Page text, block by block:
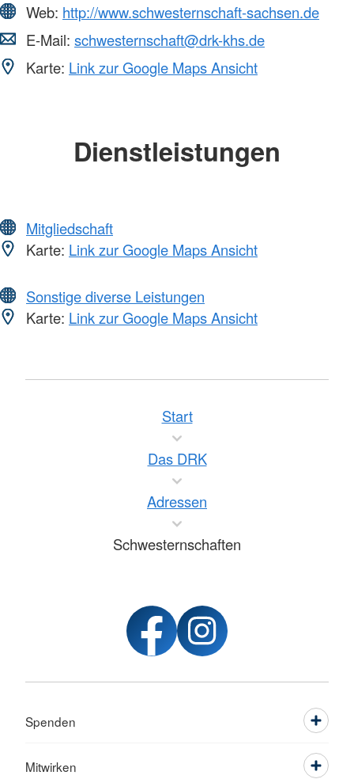
Web: http://www.schwesternschaft-sachsen.de
E-Mail: schwesternschaft@drk-khs.de
Karte: Link zur Google Maps Ansicht
Dienstleistungen
Mitgliedschaft
Karte: Link zur Google Maps Ansicht
Sonstige diverse Leistungen
Karte: Link zur Google Maps Ansicht
Start
Das DRK
Adressen
Schwesternschaften
Spenden
Mitwirken